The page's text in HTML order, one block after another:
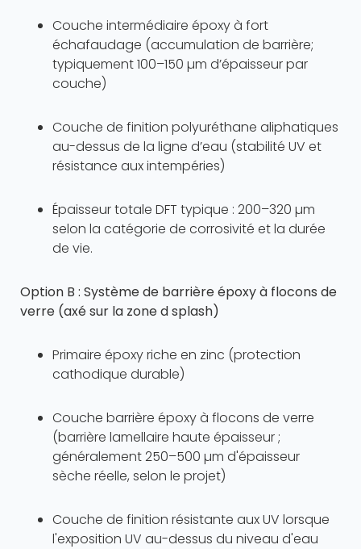
Couche intermédiaire époxy à fort
échafaudage (accumulation de barrière;
typiquement 100–150 µm d’épaisseur par
couche)
Couche de finition polyuréthane aliphatiques
au-dessus de la ligne d’eau (stabilité UV et
résistance aux intempéries)
Épaisseur totale DFT typique : 200–320 µm
selon la catégorie de corrosivité et la durée
de vie.
Option B : Système de barrière époxy à flocons de
verre (axé sur la zone d splash)
Primaire époxy riche en zinc (protection
cathodique durable)
Couche barrière époxy à flocons de verre
(barrière lamellaire haute épaisseur ;
généralement 250–500 µm d'épaisseur
sèche réelle, selon le projet)
Couche de finition résistante aux UV lorsque
l'exposition UV au-dessus du niveau d'eau